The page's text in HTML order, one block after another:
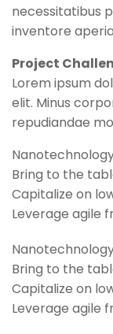
necessitatibus
inventore
Project
Lorem ipsum
elit. Minus
repudiandae
Bring to the
Capitalize on
Leverage agile
Bring to the
Capitalize on
Leverage agile